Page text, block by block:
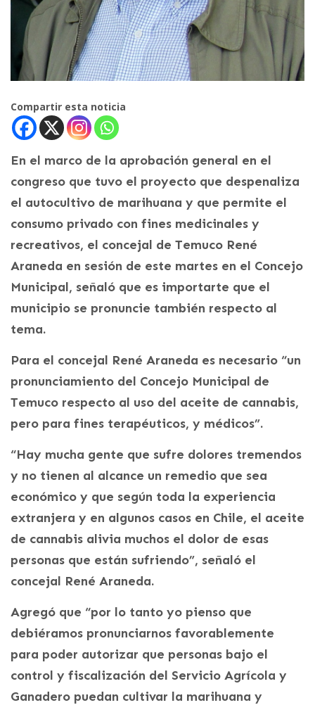
Compartir esta noticia
En el marco de la aprobación general en el
congreso que tuvo el proyecto que despenaliza
el autocultivo de marihuana y que permite el
consumo privado con fines medicinales y
recreativos, el concejal de Temuco René
Araneda en sesión de este martes en el Concejo
Municipal, señaló que es importarte que el
municipio se pronuncie también respecto al
tema.
Para el concejal René Araneda es necesario “un
pronunciamiento del Concejo Municipal de
Temuco respecto al uso del aceite de cannabis,
pero para fines terapéuticos, y médicos”.
“Hay mucha gente que sufre dolores tremendos
y no tienen al alcance un remedio que sea
económico y que según toda la experiencia
extranjera y en algunos casos en Chile, el aceite
de cannabis alivia muchos el dolor de esas
personas que están sufriendo”, señaló el
concejal René Araneda.
Agregó que “por lo tanto yo pienso que
debiéramos pronunciarnos favorablemente
para poder autorizar que personas bajo el
control y fiscalización del Servicio Agrícola y
Ganadero puedan cultivar la marihuana y